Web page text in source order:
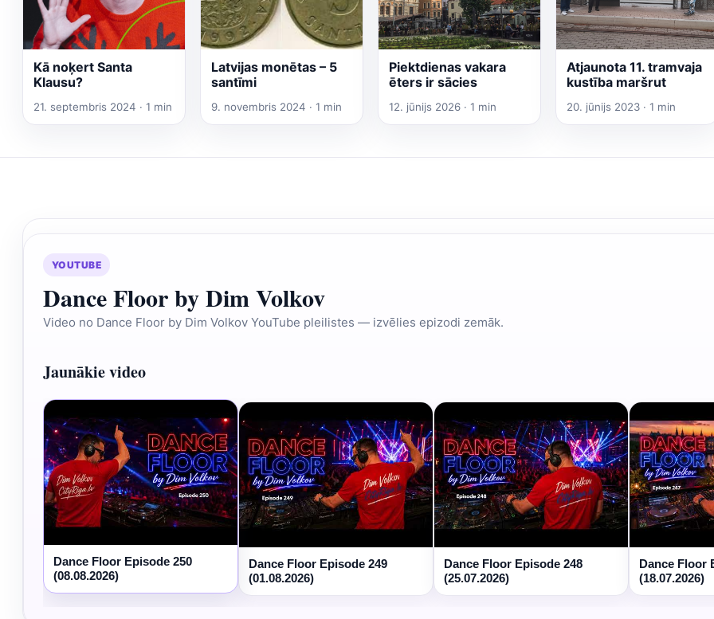
Kā noķert Santa
Klausu?
21. septembris 2024 · 1 min
Latvijas monētas – 5
santīmi
9. novembris 2024 · 1 min
Piektdienas vakara
ēters ir sācies
12. jūnijs 2026 · 1 min
Atjaunota 11. tramvaja
kustība maršrut
20. jūnijs 2023 · 1 min
YOUTUBE
Dance Floor by Dim Volkov
Video no Dance Floor by Dim Volkov YouTube pleilistes — izvēlies epizodi zemāk.
Jaunākie video
Dance Floor Episode 250
(08.08.2026)
Dance Floor Episode 249
(01.08.2026)
Dance Floor Episode 248
(25.07.2026)
Dance Floor
(18.07.2026)